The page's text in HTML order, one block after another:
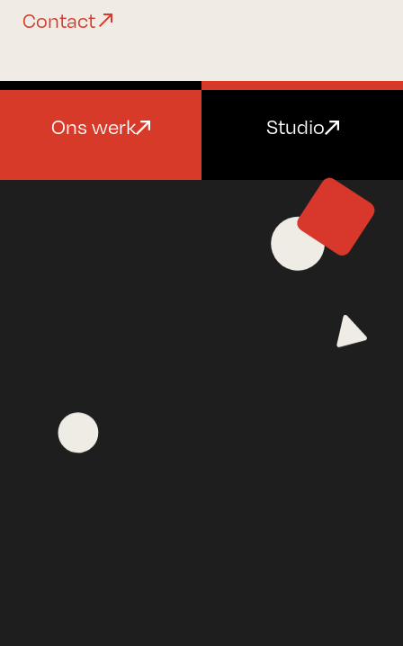
Contact
Ons werk Studio